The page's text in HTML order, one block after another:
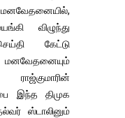
விழுந்து
கேட்டு
மனவேதனையும்
இந்த திமுக
ஸ்டாலினும்